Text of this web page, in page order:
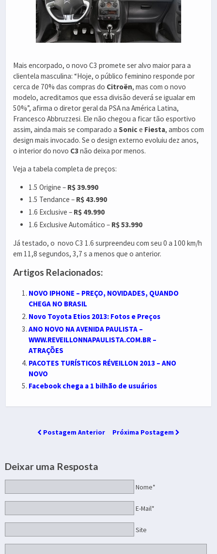
Mais encorpado, o novo C3 promete ser alvo maior para a
clientela masculina: “Hoje, o público feminino responde por
cerca de 70% das compras do Citroën, mas com o novo
modelo, acreditamos que essa divisão deverá se igualar em
50%”, afirma o diretor geral da PSA na América Latina,
Francesco Abbruzzesi. Ele não chegou a ficar tão esportivo
assim, ainda mais se comparado a Sonic e Fiesta, ambos com
design mais invocado. Se o design externo evoluiu dez anos,
o interior do novo C3não deixa por menos.
Veja a tabela completa de preços:
1.5 Origine – R$ 39.990
1.5 Tendance – R$ 43.990
1.6 Exclusive – R$ 49.990
1.6 Exclusive Automático – R$ 53.990
Já testado, o novo C3 1.6 surpreendeu com seu 0 a 100 km/h
em 11,8 segundos, 3,7 s a menos que o anterior.
Artigos Relacionados:
NOVO IPHONE – PREÇO, NOVIDADES, QUANDO
CHEGA NO BRASIL
Novo Toyota Etios 2013: Fotos e Preços
ANO NOVO NA AVENIDA PAULISTA –
WWW.REVEILLONNAPAULISTA.COM.BR –
ATRAÇÕES
PACOTES TURÍSTICOS RÉVEILLON 2013 – ANO
NOVO
Facebook chega a 1 bilhão de usuários
Postagem Anterior Próxima Postagem
Deixar uma Resposta
Nome*
E-Mail*
Site